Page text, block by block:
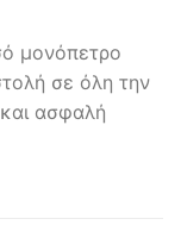
μονόπετρο
σε όλη την
ασφαλή